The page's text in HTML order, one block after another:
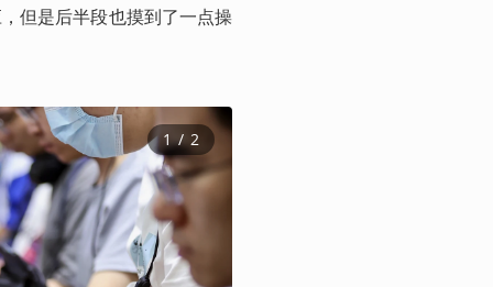
但是后半段也摸到了一点操
1 / 2